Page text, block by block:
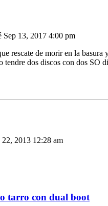
Sep 13, 2017 4:00 pm
rescate de morir en la
tendre dos discos con dos SO
2013 12:28 am
tarro con dual boot